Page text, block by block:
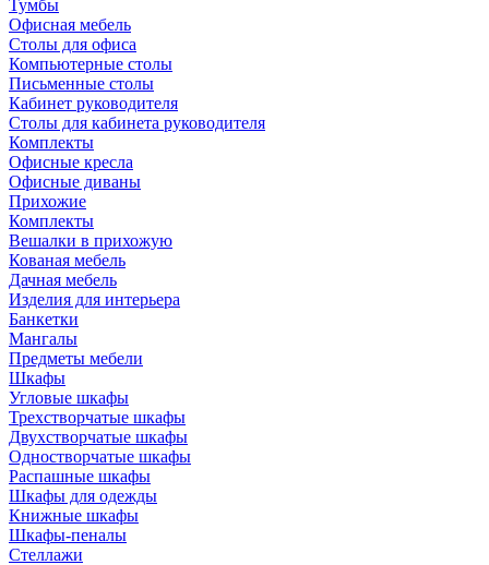
Тумбы
Офисная мебель
Столы для офиса
Компьютерные столы
Письменные столы
Кабинет руководителя
Столы для кабинета руководителя
Комплекты
Офисные кресла
Офисные диваны
Прихожие
Комплекты
Вешалки в прихожую
Кованая мебель
Дачная мебель
Изделия для интерьера
Банкетки
Мангалы
Предметы мебели
Шкафы
Угловые шкафы
Трехстворчатые шкафы
Двухстворчатые шкафы
Одностворчатые шкафы
Распашные шкафы
Шкафы для одежды
Книжные шкафы
Шкафы-пеналы
Стеллажи